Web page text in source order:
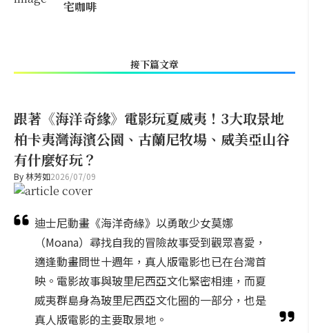
宅咖啡
接下篇文章
跟著《海洋奇緣》電影玩夏威夷！3大取景地
柏卡夷灣海濱公園、古蘭尼牧場、威美亞山谷
有什麼好玩？
By林芳如2026/07/09
迪士尼動畫《海洋奇緣》以勇敢少女莫娜
（Moana）尋找自我的冒險故事受到觀眾喜愛，
適逢動畫問世十週年，真人版電影也已在台灣首
映。電影故事與玻里尼西亞文化緊密相連，而夏
威夷群島身為玻里尼西亞文化圈的一部分，也是
真人版電影的主要取景地。